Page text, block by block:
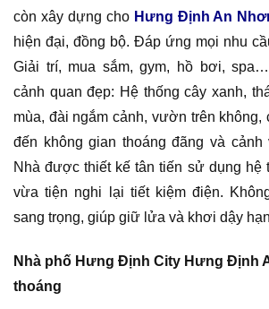
còn xây dựng cho Hưng Định An
hiện đại, đồng bộ. Đáp ứng mọi nhu
Giải trí, mua sắm, gym, hồ bơi,
cảnh quan đẹp: Hệ thống cây xanh,
mùa, đài ngắm cảnh, vườn trên
đến không gian thoáng đãng và cảnh
Nhà được thiết kế tân tiến sử dụng hệ
vừa tiện nghi lại tiết kiệm điện.
sang trọng, giúp giữ lửa và khơi dậy
Nhà phố Hưng Định City Hưng Định
thoáng